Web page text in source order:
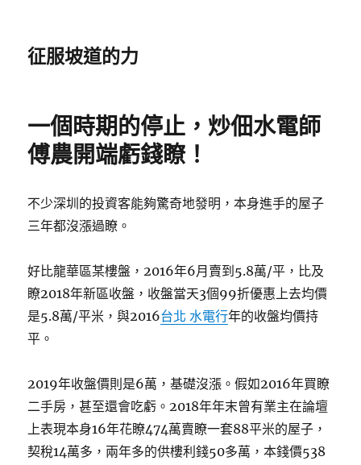
征服坡道的力
一個時期的停止，炒佃水電師
傅農開端虧錢瞭！
不少深圳的投資客能夠驚奇地發明，本身進手的屋子
三年都沒漲過瞭。
好比龍華區某樓盤，2016年6月賣到5.8萬/平，比及
瞭2018年新區收盤，收盤當天3個99折優惠上去均價
是5.8萬/平米，與2016台北 水電行年的收盤均價持
平。
2019年收盤價則是6萬，基礎沒漲。假如2016年買瞭
二手房，甚至還會吃虧。2018年年末曾有業主在論壇
上表現本身16年花瞭474萬賣瞭一套88平米的屋子，
契稅14萬多，兩年多的供樓利錢50多萬，本錢價538